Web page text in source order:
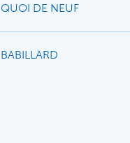
QUOI DE NEUF
BABILLARD